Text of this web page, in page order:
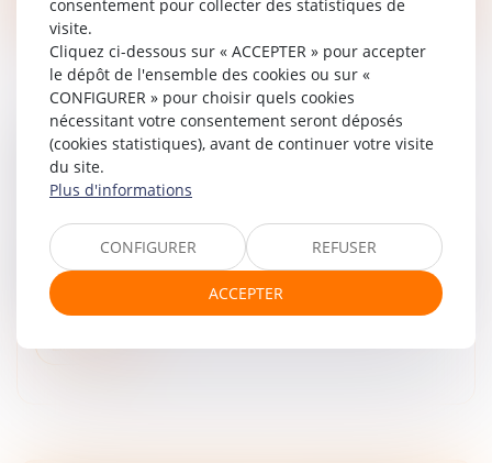
DISPOSITIF D'ACTIVITÉ PARTIELLE DE LONGUE
DURÉE REBOND
Droit des sociétés
Le décret n° 2025-338 du 14 avril 2025 précise les
modalités d’application du dispositif d’activité partielle de
longue durée rebond (APLD-R) prévu à l’article 193 de la
loi n°...
Lire la suite
consentement pour collecter des statistiques de
visite.
Cliquez ci-dessous sur « ACCEPTER » pour accepter
le dépôt de l'ensemble des cookies ou sur «
CONFIGURER » pour choisir quels cookies
nécessitant votre consentement seront déposés
(cookies statistiques), avant de continuer votre visite
du site.
Plus d'informations
CONFIGURER REFUSER
ACCEPTER